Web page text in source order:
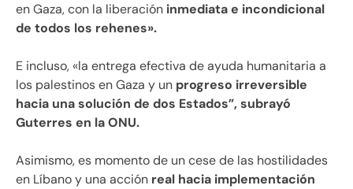
en Gaza, con la liberación inmediata e incondicional
de todos los rehenes».
E incluso, «la entrega efectiva de ayuda humanitaria a
los palestinos en Gaza y un progreso irreversible
hacia una solución de dos Estados”, subrayó
Guterres en la ONU.
Asimismo, es momento de un cese de las hostilidades
en Líbano y una acción real hacia implementación